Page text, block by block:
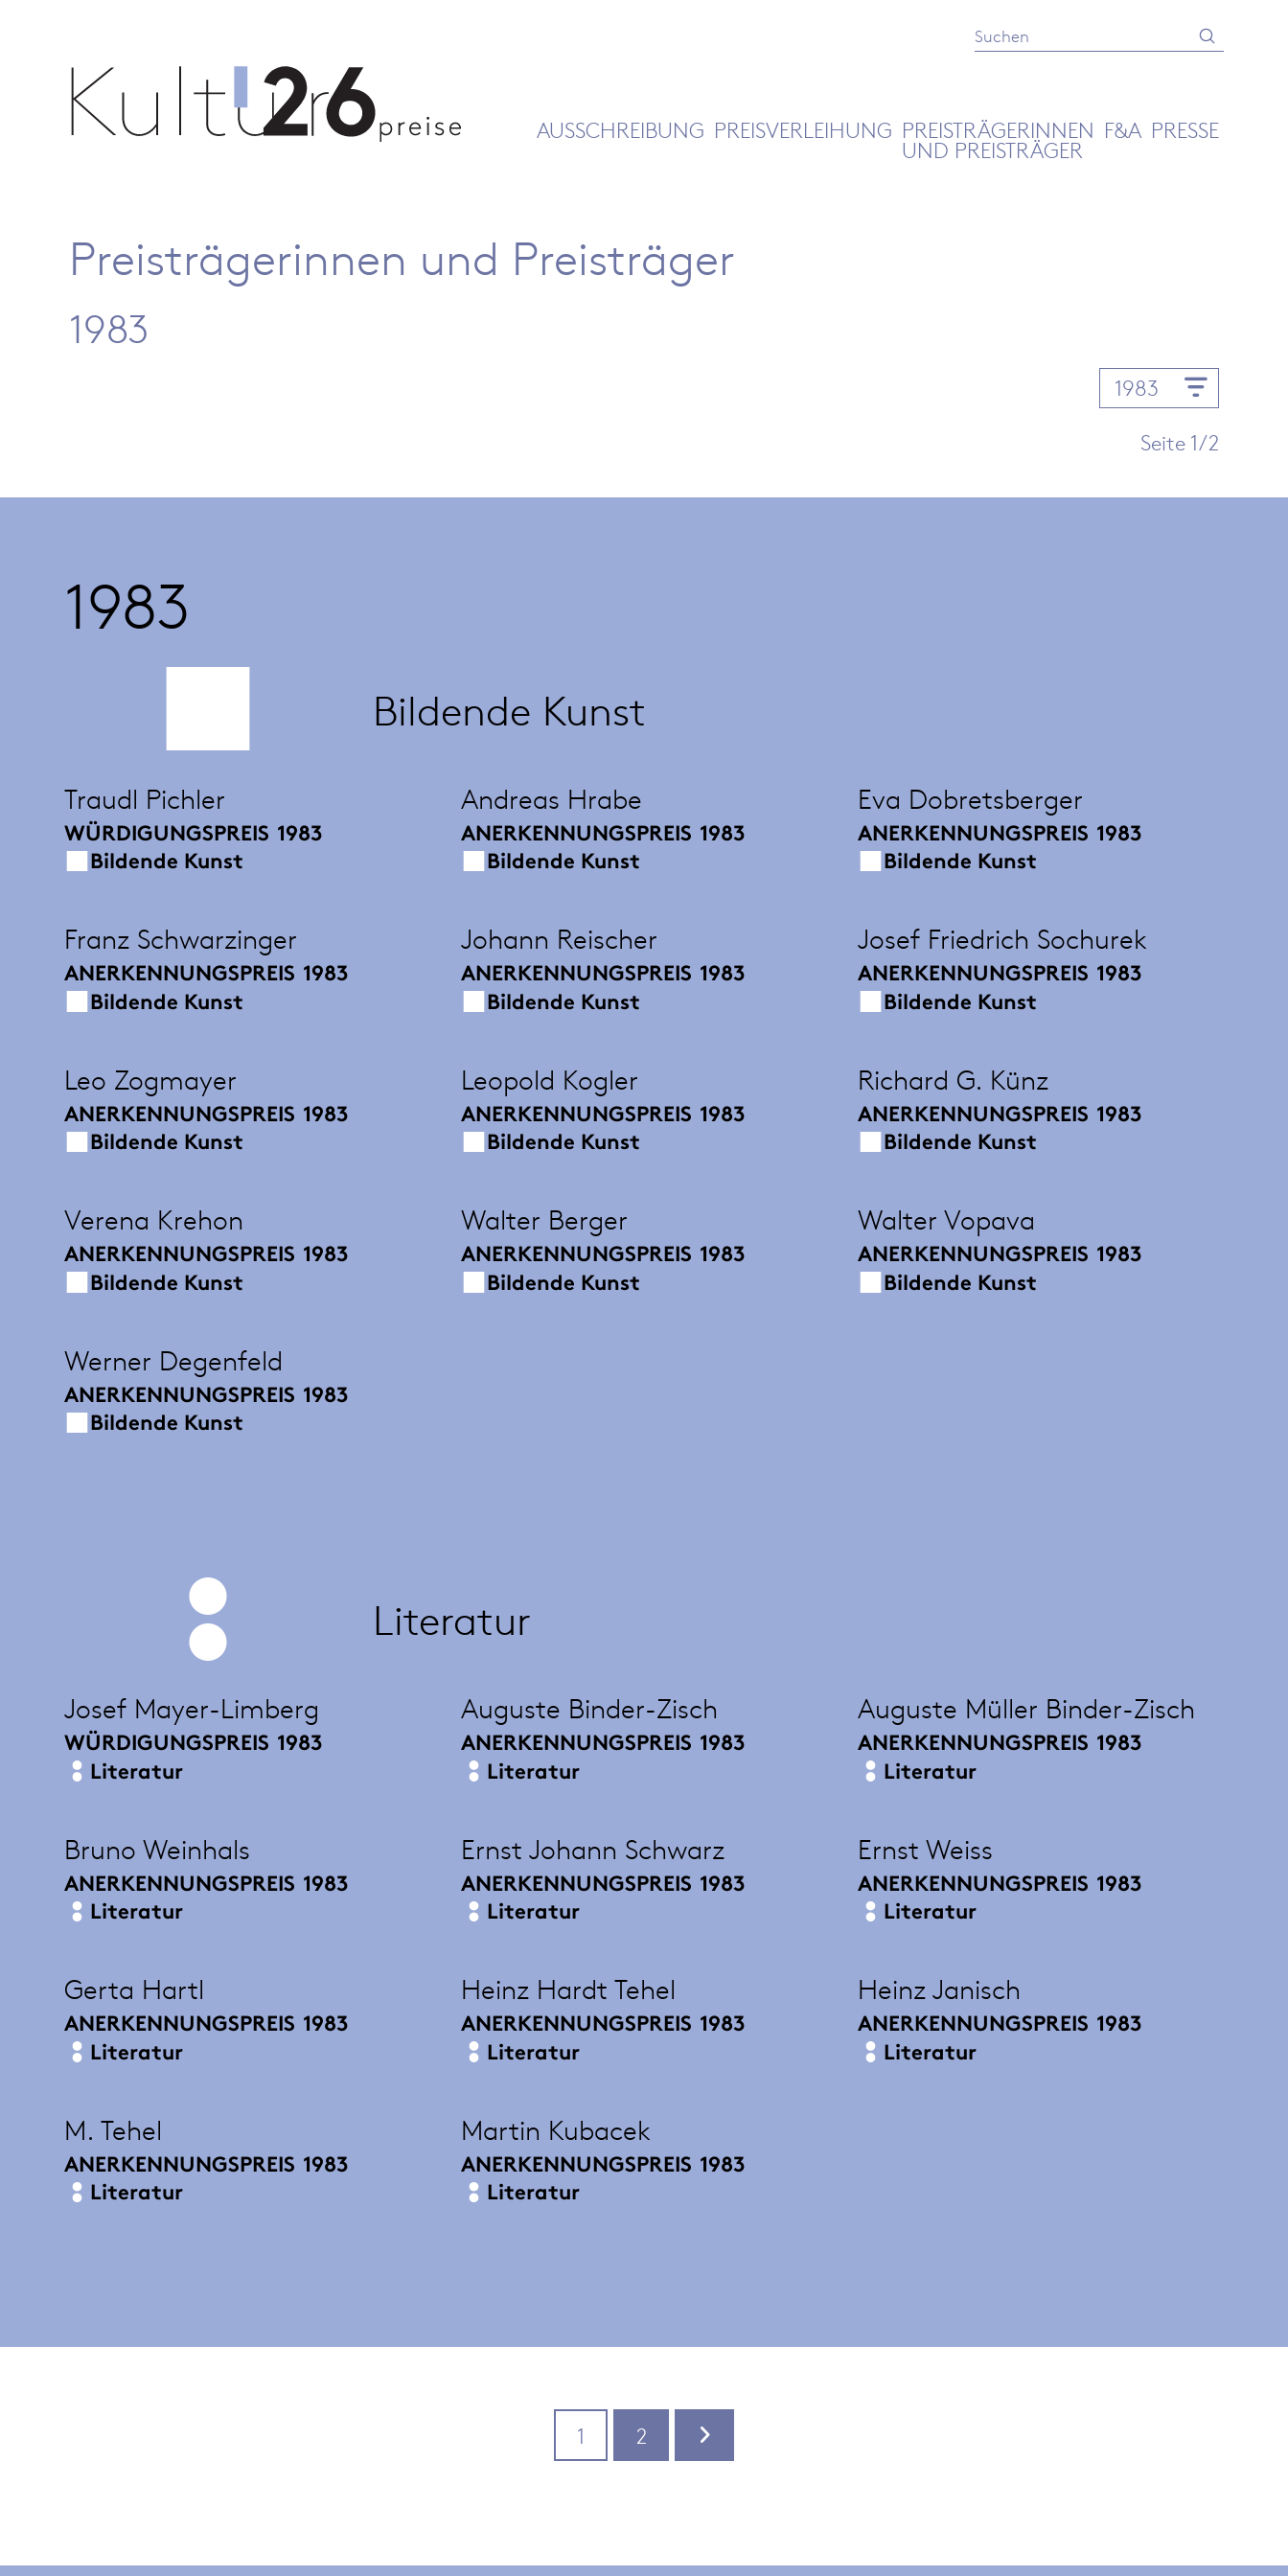
Suche
Absenden
AUSSCHREIBUNG PREISVERLEIHUNG PREISTRÄGERINNEN
UND PREISTRÄGER
F&A PRESSE
Preisträgerinnen und Preisträger
1983
1983
Seite 1/2
1983
Bildende Kunst
Traudl Pichler
WÜRDIGUNGSPREIS 1983
Bildende Kunst
Andreas Hrabe
ANERKENNUNGSPREIS 1983
Bildende Kunst
Eva Dobretsberger
ANERKENNUNGSPREIS 1983
Bildende Kunst
Franz Schwarzinger
ANERKENNUNGSPREIS 1983
Bildende Kunst
Johann Reischer
ANERKENNUNGSPREIS 1983
Bildende Kunst
Josef Friedrich Sochurek
ANERKENNUNGSPREIS 1983
Bildende Kunst
Leo Zogmayer
ANERKENNUNGSPREIS 1983
Bildende Kunst
Leopold Kogler
ANERKENNUNGSPREIS 1983
Bildende Kunst
Richard G. Künz
ANERKENNUNGSPREIS 1983
Bildende Kunst
Verena Krehon
ANERKENNUNGSPREIS 1983
Bildende Kunst
Walter Berger
ANERKENNUNGSPREIS 1983
Bildende Kunst
Walter Vopava
ANERKENNUNGSPREIS 1983
Bildende Kunst
Werner Degenfeld
ANERKENNUNGSPREIS 1983
Bildende Kunst
Literatur
Josef Mayer-Limberg
WÜRDIGUNGSPREIS 1983
Literatur
Auguste Binder-Zisch
ANERKENNUNGSPREIS 1983
Literatur
Auguste Müller Binder-Zisch
ANERKENNUNGSPREIS 1983
Literatur
Bruno Weinhals
ANERKENNUNGSPREIS 1983
Literatur
Ernst Johann Schwarz
ANERKENNUNGSPREIS 1983
Literatur
Ernst Weiss
ANERKENNUNGSPREIS 1983
Literatur
Gerta Hartl
ANERKENNUNGSPREIS 1983
Literatur
Heinz Hardt Tehel
ANERKENNUNGSPREIS 1983
Literatur
Heinz Janisch
ANERKENNUNGSPREIS 1983
Literatur
M. Tehel
ANERKENNUNGSPREIS 1983
Literatur
Martin Kubacek
ANERKENNUNGSPREIS 1983
Literatur
1 2 Next